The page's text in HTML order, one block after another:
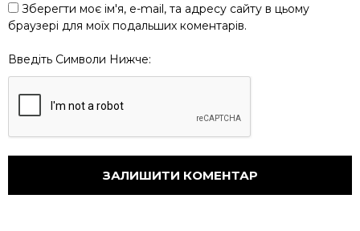
Зберегти моє ім'я, e-mail, та адресу сайту в цьому
браузері для моїх подальших коментарів.
Введіть Символи Нижче: